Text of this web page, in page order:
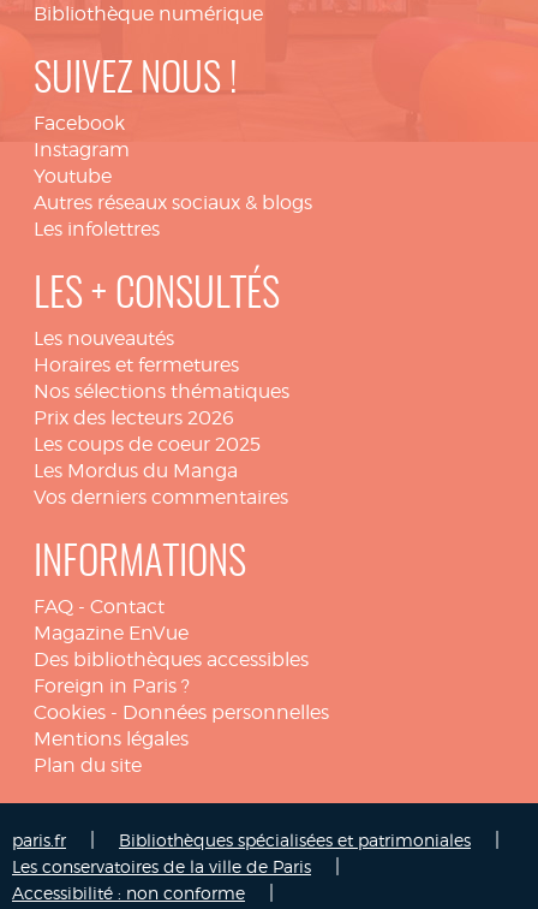
Bibliothèque numérique
SUIVEZ NOUS !
Facebook
Instagram
Youtube
Autres réseaux sociaux & blogs
Les infolettres
LES + CONSULTÉS
Les nouveautés
Horaires et fermetures
Nos sélections thématiques
Prix des lecteurs 2026
Les coups de coeur 2025
Les Mordus du Manga
Vos derniers commentaires
INFORMATIONS
FAQ - Contact
Magazine EnVue
Des bibliothèques accessibles
Foreign in Paris ?
Cookies - Données personnelles
Mentions légales
Plan du site
paris.fr Bibliothèques spécialisées et patrimoniales
Les conservatoires de la ville de Paris
Accessibilité : non conforme